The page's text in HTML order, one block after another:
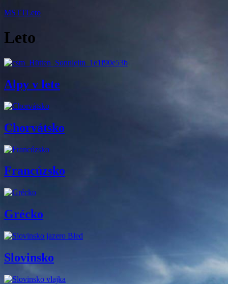
MSTTLeto
Leto
Alpy v lete
Chorvátsko
Francúzsko
Grécko
Slovinsko